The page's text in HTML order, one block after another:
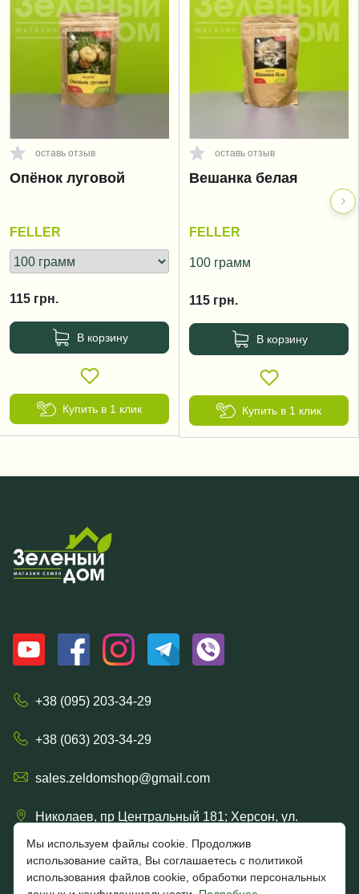
оставь отзыв
Опёнок луговой
FELLER
115 грн.
В корзину
Купить в 1 клик
оставь отзыв
Вешанка белая
FELLER
100 грамм
115 грн.
В корзину
Купить в 1 клик
+38 (095) 203-34-29
+38 (063) 203-34-29
sales.zeldomshop@gmail.com
Николаев, пр Центральный 181; Херсон, ул.
Мы используем файлы cookie. Продолжив
использование сайта, Вы соглашаетесь с политикой
использования файлов cookie, обработки персональных